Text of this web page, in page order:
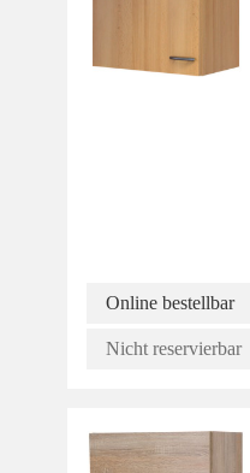
Online bestellbar
Nicht reservierbar